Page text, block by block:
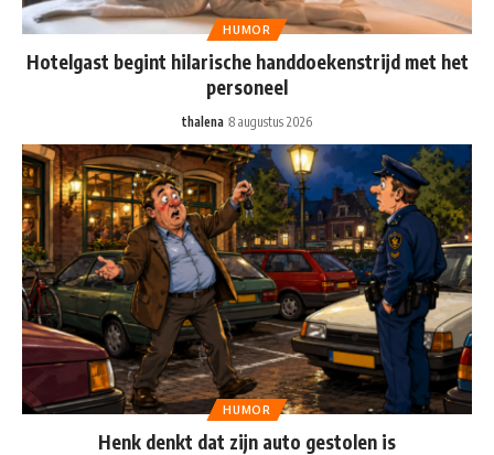
HUMOR
Hotelgast begint hilarische handdoekenstrijd met het
personeel
thalena 8 augustus 2026
HUMOR
Henk denkt dat zijn auto gestolen is